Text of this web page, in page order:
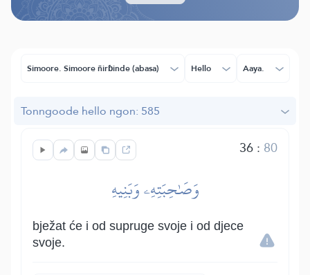
Simoore. Simoore ñirɓinde (abasa) Hello Aaya.
Tonngoode hello ngon: 585
36: 80
وَصَٰحِبَتِهِۦ وَبَنِيهِ
bježat će i od supruge svoje i od djece
svoje.